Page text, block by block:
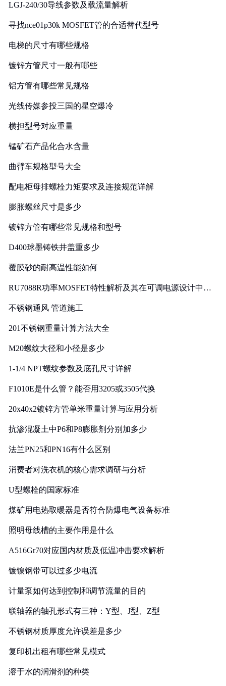
LGJ-240/30导线参数及载流量解析
寻找nce01p30k MOSFET管的合适替代型号
电梯的尺寸有哪些规格
镀锌方管尺寸一般有哪些
铝方管有哪些常见规格
光线传媒参投三国的星空爆冷
横担型号对应重量
锰矿石产品化合水含量
曲臂车规格型号大全
配电柜母排螺栓力矩要求及连接规范详解
膨胀螺丝尺寸是多少
镀锌方管有哪些常见规格和型号
D400球墨铸铁井盖重多少
覆膜砂的耐高温性能如何
RU7088R功率MOSFET特性解析及其在可调电源设计中的
不锈钢通风 管道施工
201不锈钢重量计算方法大全
M20螺纹大径和小径是多少
1-1/4 NPT螺纹参数及底孔尺寸详解
F1010E是什么管？能否用3205或3505代换
20x40x2镀锌方管单米重量计算与应用分析
抗渗混凝土中P6和P8膨胀剂分别加多少
法兰PN25和PN16有什么区别
消费者对洗衣机的核心需求调研与分析
U型螺栓的国家标准
煤矿用电热取暖器是否符合防爆电气设备标准
照明母线槽的主要作用是什么
A516Gr70对应国内材质及低温冲击要求解析
镀镍钢带可以过多少电流
计量泵如何达到控制和调节流量的目的
联轴器的轴孔形式有三种：Y型、J型、Z型
不锈钢材质厚度允许误差是多少
复印机出租有哪些常见模式
溶于水的润滑剂的种类